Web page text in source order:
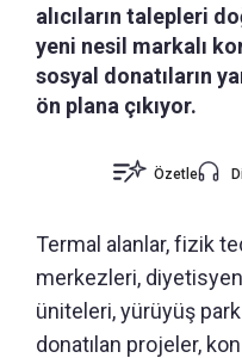
alıcıların talepleri
yeni nesil markalı
sosyal donatıların
ön plana çıkıyor.
Özetle
Termal alanlar, fizik
merkezleri,
üniteleri, yürüyüş
donatılan projeler,